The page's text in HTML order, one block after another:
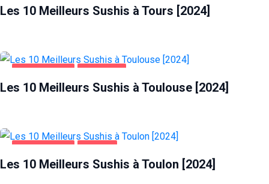
Les 10 Meilleurs Sushis à Tours [2024]
Les 10 Meilleurs Sushis à Toulouse [2024]
Les 10 Meilleurs Sushis à Toulon [2024]